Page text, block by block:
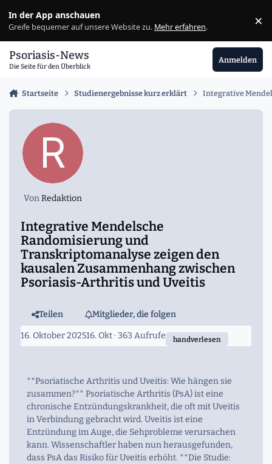
In der App anschauen
Greife bequemer auf unsere Website zu. Mehr erfahren. ×
Psoriasis-News
Die Seite für den Überblick
Anmelden
Startseite Studienergebnisse kurz erklärt Integrative
VonRedaktion
Integrative Mendelsche
Randomisierung und
Transkriptomanalyse zeigen den
kausalen Zusammenhang zwischen
Psoriasis-Arthritis und Uveitis
Teilen Mitglieder, die folgen
16. Oktober 202516. Okt· 363 Aufrufe handverlesen
**Psoriatische Arthritis und Uveitis: Wie hängen sie
zusammen?** Psoriatische Arthritis (PsA) ist eine
chronische Entzündungskrankheit, die oft mit Uveitis
in Verbindung gebracht wird. Uveitis ist eine
Entzündung im Auge, die Sehprobleme verursachen
kann. Wissenschaftler haben nun herausgefunden,
dass PsA das Risiko für Uveitis erhöht. **Die Studie: